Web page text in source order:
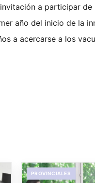
a participar
año del inicio de la
a acercarse a los
PROVINCIALES